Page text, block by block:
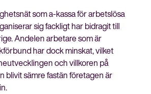
som a-kassa för arbetslösa
sig fackligt har bidragit till
Andelen arbetare som är
har dock minskat, vilket
och villkoren på
blivit sämre fastän företagen är